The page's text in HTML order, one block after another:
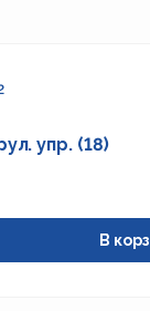
упр. (18)
В